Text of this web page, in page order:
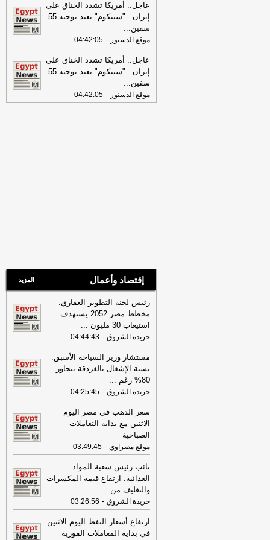
19:31
ضبط المتهم بالنصب على
المواطنين بزعم استثمار أموالهم في
التجارة- اليوم السابع
ميكروباص وتريلا على الطريق الدولي
ببورسعيد
- موقع الدستور
08:32
عناوين الصحف المصرية ليوم
االثلاثاء 04-08-2026
-
عاجل.. أمريكا تشدد الخناق على
إيران.. "سنتكوم" تعيد توجيه 55
سفين...
موقع الدستور -
04:42:05
عاجل.. أمريكا تشدد الخناق على
إيران.. "سنتكوم" تعيد توجيه 55
سفين...
موقع الدستور -
04:42:05
إقتصاد وأعمال المزيد
رئيس لجنة التطوير العقاري:
مخطط مصر 2052 يستهدف
استيعاب 30 مليون
...
جريدة الشروق -
04:44:43
مستشار وزير السياحة الأسبق:
نسبة الإشغال بالغردقة تتجاوز
80% رغم
...
جريدة الشروق -
04:25:45
سعر الذهب في مصر اليوم
الاثنين مع بداية التعاملات
الصباحية
موقع مصراوي -
03:49:45
نائب رئيس شعبة المواد
الغذائية: ارتفاع قيمة المكسرات
والتغليف من ...
جريدة الشروق -
03:26:56
ارتفاع أسعار النفط اليوم الاثنين
في بداية المعاملات الفورية